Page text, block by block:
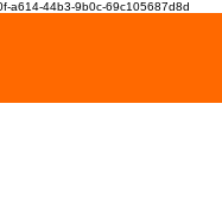
a614-44b3-9b0c-69c105687d8d